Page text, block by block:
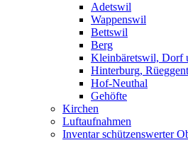
Adetswil
Wappenswil
Bettswil
Berg
Kleinbäretswil, Dorf
Hinterburg,
Hof-Neuthal
Gehöfte
Kirchen
Luftaufnahmen
Inventar schützenswerter